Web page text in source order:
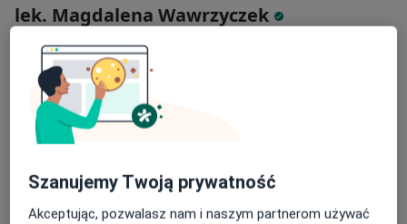
lek. Magdalena Wawrzyczek
12 opinii
Adres 1 Adres 2
Daleka 28-30, Bytom
RentMediX Centrum Medyczne
Konsultacja reumatologiczna (kolejna wizyta)
Szanujemy Twoją prywatność
Akceptując, pozwalasz nam i naszym partnerom używać